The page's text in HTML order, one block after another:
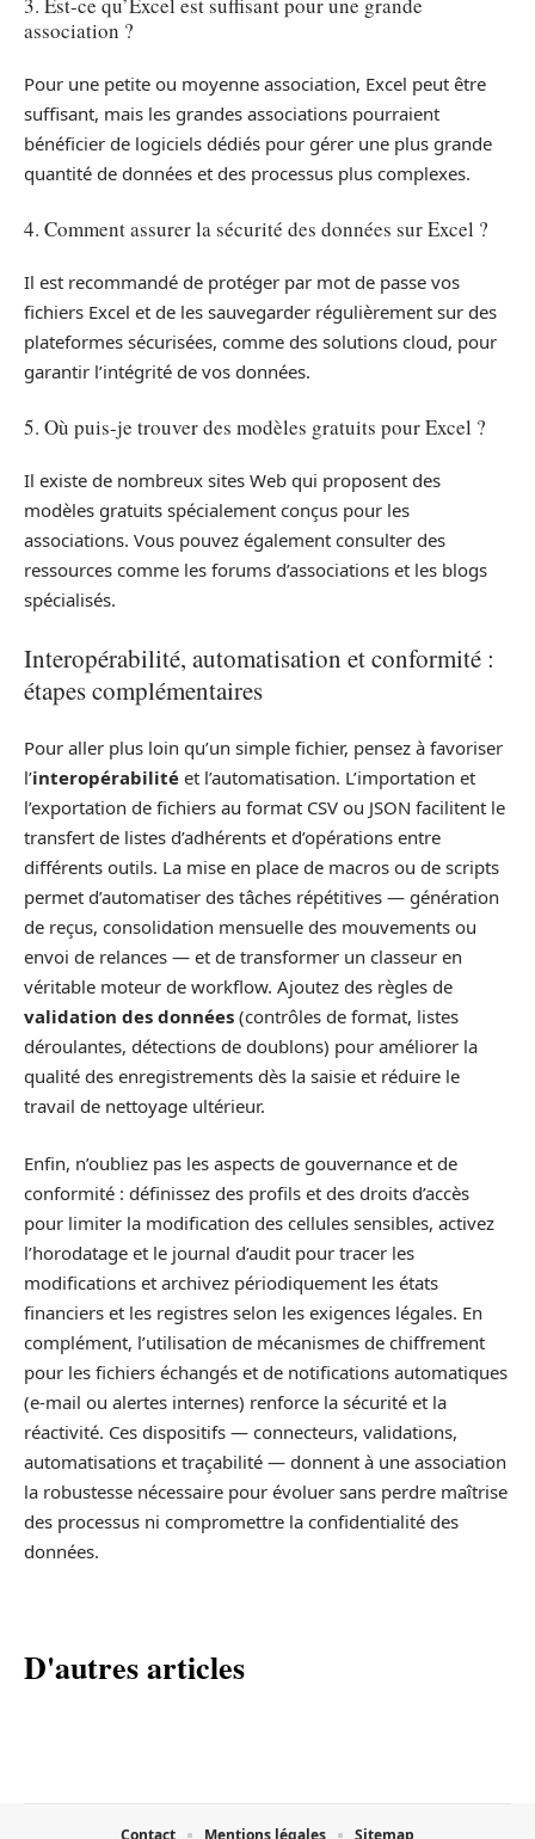
association ?
Pour une petite ou moyenne association, Excel peut être
suffisant, mais les grandes associations pourraient
bénéficier de logiciels dédiés pour gérer une plus grande
quantité de données et des processus plus complexes.
4. Comment assurer la sécurité des données sur Excel ?
Il est recommandé de protéger par mot de passe vos
fichiers Excel et de les sauvegarder régulièrement sur des
plateformes sécurisées, comme des solutions cloud, pour
garantir l’intégrité de vos données.
5. Où puis-je trouver des modèles gratuits pour Excel ?
Il existe de nombreux sites Web qui proposent des
modèles gratuits spécialement conçus pour les
associations. Vous pouvez également consulter des
ressources comme les forums d’associations et les blogs
spécialisés.
Interopérabilité, automatisation et conformité :
étapes complémentaires
Pour aller plus loin qu’un simple fichier, pensez à favoriser
l’interopérabilité et l’automatisation. L’importation et
l’exportation de fichiers au format CSV ou JSON facilitent le
transfert de listes d’adhérents et d’opérations entre
différents outils. La mise en place de macros ou de scripts
permet d’automatiser des tâches répétitives — génération
de reçus, consolidation mensuelle des mouvements ou
envoi de relances — et de transformer un classeur en
véritable moteur de workflow. Ajoutez des règles de
validation des données (contrôles de format, listes
déroulantes, détections de doublons) pour améliorer la
qualité des enregistrements dès la saisie et réduire le
travail de nettoyage ultérieur.
Enfin, n’oubliez pas les aspects de gouvernance et de
conformité : définissez des profils et des droits d’accès
pour limiter la modification des cellules sensibles, activez
l’horodatage et le journal d’audit pour tracer les
modifications et archivez périodiquement les états
financiers et les registres selon les exigences légales. En
complément, l’utilisation de mécanismes de chiffrement
pour les fichiers échangés et de notifications automatiques
(e‑mail ou alertes internes) renforce la sécurité et la
réactivité. Ces dispositifs — connecteurs, validations,
automatisations et traçabilité — donnent à une association
la robustesse nécessaire pour évoluer sans perdre maîtrise
des processus ni compromettre la confidentialité des
données.
D'autres articles
Contact Mentions légales Sitemap